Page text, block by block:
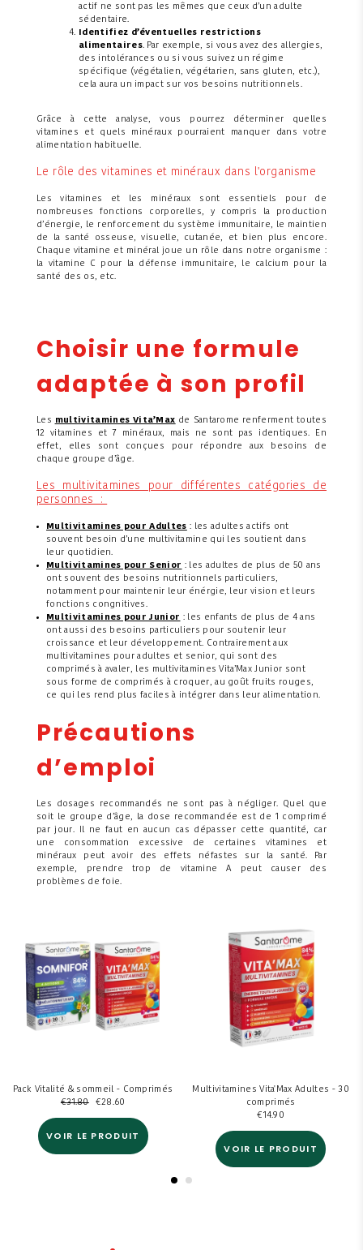
actif ne sont pas les mêmes que ceux d’un adulte
sédentaire.
Identifiez d’éventuelles restrictions
alimentaires. Par exemple, si vous avez des allergies,
des intolérances ou si vous suivez un régime
spécifique (végétalien, végétarien, sans gluten, etc.),
cela aura un impact sur vos besoins nutritionnels.
Grâce à cette analyse, vous pourrez déterminer quelles
vitamines et quels minéraux pourraient manquer dans votre
alimentation habituelle.
Le rôle des vitamines et minéraux dans l'organisme
Les vitamines et les minéraux sont essentiels pour de
nombreuses fonctions corporelles, y compris la production
d’énergie, le renforcement du système immunitaire, le maintien
de la santé osseuse, visuelle, cutanée, et bien plus encore.
Chaque vitamine et minéral joue un rôle dans notre organisme :
la vitamine C pour la défense immunitaire, le calcium pour la
santé des os, etc.
Choisir une formule
adaptée à son profil
Les multivitamines Vita’Max de Santarome renferment toutes
12 vitamines et 7 minéraux, mais ne sont pas identiques. En
effet, elles sont conçues pour répondre aux besoins de
chaque groupe d’âge.
Les multivitamines pour différentes catégories de
personnes :
Multivitamines pour Adultes : les adultes actifs ont
souvent besoin d’une multivitamine qui les soutient dans
leur quotidien.
Multivitamines pour Senior : les adultes de plus de 50 ans
ont souvent des besoins nutritionnels particuliers,
notamment pour maintenir leur énérgie, leur vision et leurs
fonctions congnitives.
Multivitamines pour Junior : les enfants de plus de 4 ans
ont aussi des besoins particuliers pour soutenir leur
croissance et leur développement. Contrairement aux
multivitamines pour adultes et senior, qui sont des
comprimés à avaler, les multivitamines Vita’Max Junior sont
sous forme de comprimés à croquer, au goût fruits rouges,
ce qui les rend plus faciles à intégrer dans leur alimentation.
Précautions
d’emploi
Les dosages recommandés ne sont pas à négliger. Quel que
soit le groupe d’âge, la dose recommandée est de 1 comprimé
par jour. Il ne faut en aucun cas dépasser cette quantité, car
une consommation excessive de certaines vitamines et
minéraux peut avoir des effets néfastes sur la santé. Par
exemple, prendre trop de vitamine A peut causer des
problèmes de foie.
Pack Vitalité & sommeil - Comprimés
€31.80 €28.60
VOIR LE PRODUIT
Multivitamines Vita'Max Adultes - 30
comprimés
€14.90
VOIR LE PRODUIT